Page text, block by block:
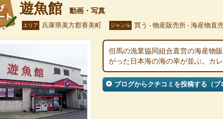
遊魚館 動画・写真
エリア 兵庫県美方郡香美町 ジャンル 買う - 物産販売所 - 海産物直
但馬の漁業協同組合直営の海産物
がった日本海の海の幸が並ぶ。カ
ブログからクチコミを投稿する（ブ